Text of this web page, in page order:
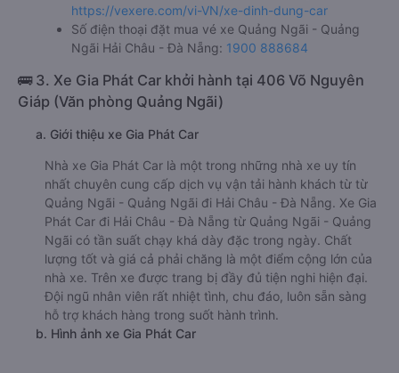
https://vexere.com/vi-VN/xe-dinh-dung-car
Số điện thoại đặt mua vé xe Quảng Ngãi - Quảng
Ngãi Hải Châu - Đà Nẵng: 1900 888684
🚌 3. Xe Gia Phát Car khởi hành tại 406 Võ Nguyên
Giáp (Văn phòng Quảng Ngãi)
a. Giới thiệu xe Gia Phát Car
Nhà xe Gia Phát Car là một trong những nhà xe uy tín
nhất chuyên cung cấp dịch vụ vận tải hành khách từ từ
Quảng Ngãi - Quảng Ngãi đi Hải Châu - Đà Nẵng. Xe Gia
Phát Car đi Hải Châu - Đà Nẵng từ Quảng Ngãi - Quảng
Ngãi có tần suất chạy khá dày đặc trong ngày. Chất
lượng tốt và giá cả phải chăng là một điểm cộng lớn của
nhà xe. Trên xe được trang bị đầy đủ tiện nghi hiện đại.
Đội ngũ nhân viên rất nhiệt tình, chu đáo, luôn sẵn sàng
hỗ trợ khách hàng trong suốt hành trình.
b. Hình ảnh xe Gia Phát Car